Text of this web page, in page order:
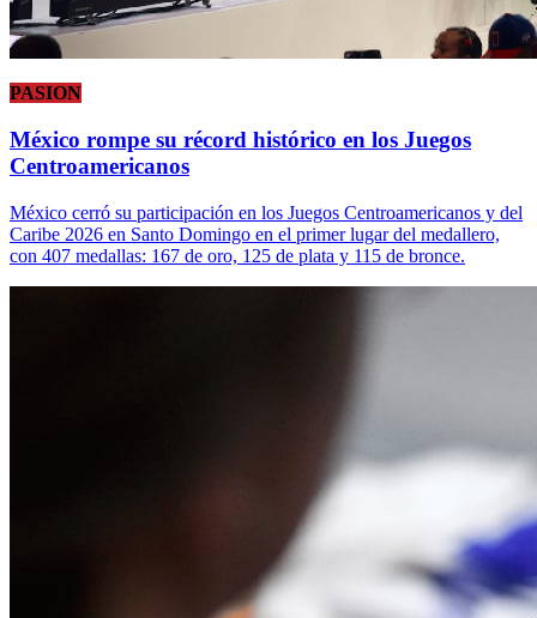
PASION
México rompe su récord histórico en los Juegos
Centroamericanos
México cerró su participación en los Juegos Centroamericanos y del
Caribe 2026 en Santo Domingo en el primer lugar del medallero,
con 407 medallas: 167 de oro, 125 de plata y 115 de bronce.